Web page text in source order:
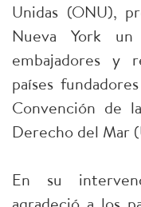
Unidas (ONU),
Nueva York
embajadores y
países
Convención de
Derecho del Mar
En su